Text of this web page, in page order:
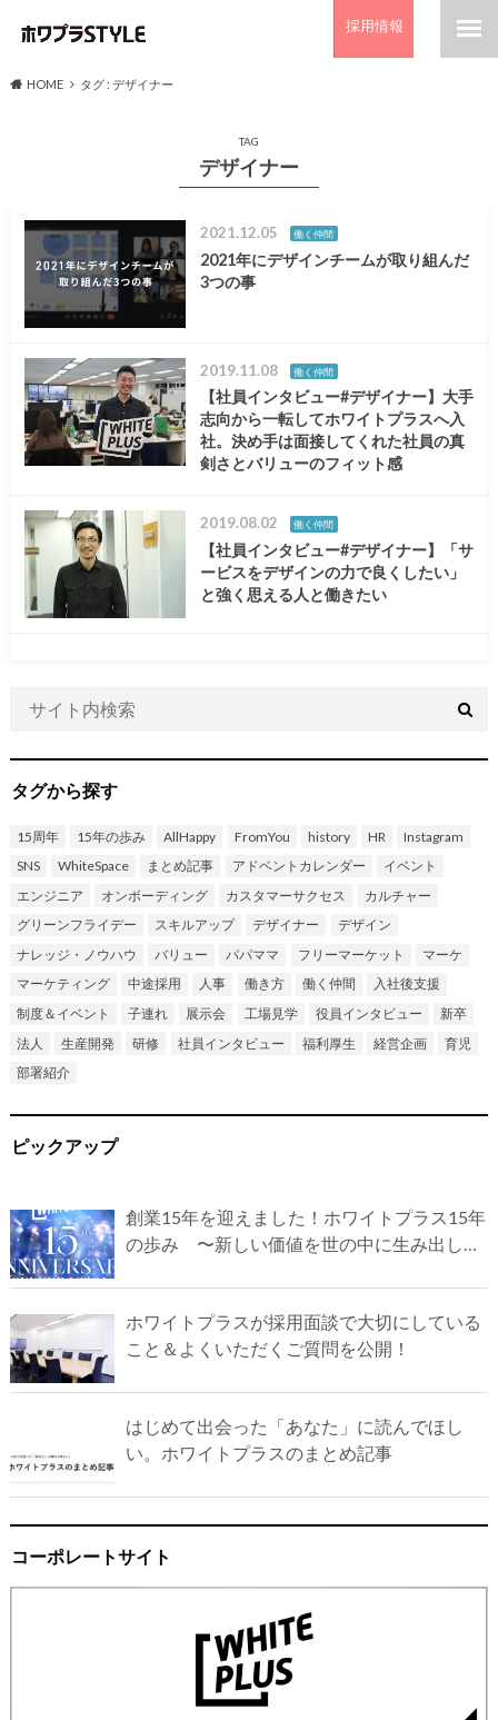
採用情報
HOME タグ : デザイナー
TAG
デザイナー
2021.12.05 働く仲間
2021年にデザインチームが取り組んだ
3つの事
2019.11.08 働く仲間
【社員インタビュー#デザイナー】大手
志向から一転してホワイトプラスへ入
社。決め手は面接してくれた社員の真
剣さとバリューのフィット感
2019.08.02 働く仲間
【社員インタビュー#デザイナー】「サ
ービスをデザインの力で良くしたい」
と強く思える人と働きたい
タグから探す
15周年 15年の歩み AllHappy FromYou history HR
Instagram
SNS
WhiteSpace まとめ記事 アドベントカレンダー
イベント
エンジニア
オンボーディング カスタマーサクセス
カルチャー
グリーンフライデー
スキルアップ デザイナー
デザイン
ナレッジ・ノウハウ
バリュー パパママ フリーマーケット
マーケ
マーケティング
中途採用 人事 働き方 働く仲間
入社後支援
制度＆イベント
子連れ 展示会 工場見学 役員インタビュー
新卒
法人
生産開発 研修 社員インタビュー 福利厚生 経営企画
育児
部署紹介
ピックアップ
創業15年を迎えました！ホワイトプラス15年
の歩み 〜新しい価値を世の中に生み出し続
ホワイトプラスが採用面談で大切にしている
こと＆よくいただくご質問を公開！
はじめて出会った「あなた」に読んでほし
い。ホワイトプラスのまとめ記事
コーポレートサイト